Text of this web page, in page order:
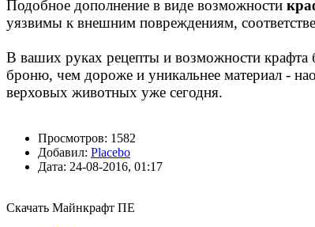
Подобное дополнение в виде возможности
уязвимы к внешним повреждениям,
В ваших руках рецепты и возможности крафта
броню, чем дороже и уникальнее материал -
верховых животных уже сегодня.
Просмотров: 1582
Добавил: Placebo
Дата: 24-08-2016, 01:17
Скачать Майнкрафт ПЕ